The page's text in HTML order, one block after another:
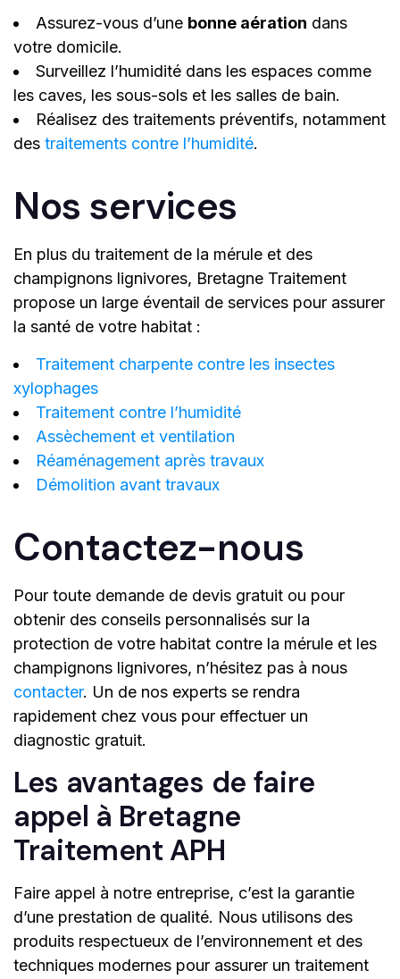
Assurez-vous d’une bonne aération dans
votre domicile.
Surveillez l’humidité dans les espaces comme
les caves, les sous-sols et les salles de bain.
Réalisez des traitements préventifs, notamment
des traitements contre l’humidité.
Nos services
En plus du traitement de la mérule et des
champignons lignivores, Bretagne Traitement
propose un large éventail de services pour assurer
la santé de votre habitat :
Traitement charpente contre les insectes
xylophages
Traitement contre l’humidité
Assèchement et ventilation
Réaménagement après travaux
Démolition avant travaux
Contactez-nous
Pour toute demande de devis gratuit ou pour
obtenir des conseils personnalisés sur la
protection de votre habitat contre la mérule et les
champignons lignivores, n’hésitez pas à nous
contacter. Un de nos experts se rendra
rapidement chez vous pour effectuer un
diagnostic gratuit.
Les avantages de faire
appel à Bretagne
Traitement APH
Faire appel à notre entreprise, c’est la garantie
d’une prestation de qualité. Nous utilisons des
produits respectueux de l’environnement et des
techniques modernes pour assurer un traitement